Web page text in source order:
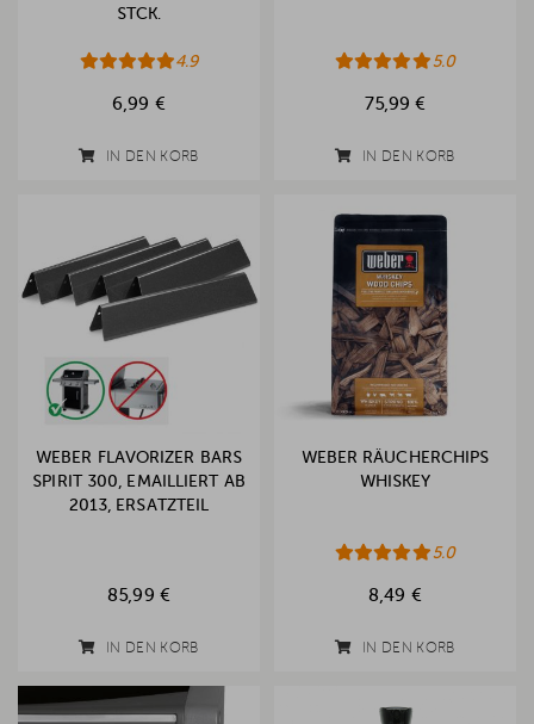
STCK.
4.9
6,99 €
IN DEN KORB
5.0
75,99 €
IN DEN KORB
WEBER FLAVORIZER BARS
SPIRIT 300, EMAILLIERT AB
2013, ERSATZTEIL
85,99 €
IN DEN KORB
WEBER RÄUCHERCHIPS
WHISKEY
5.0
8,49 €
IN DEN KORB